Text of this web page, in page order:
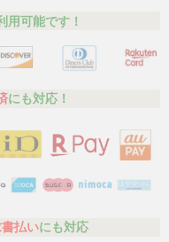
用可能です！
にも対応！
払いにも対応